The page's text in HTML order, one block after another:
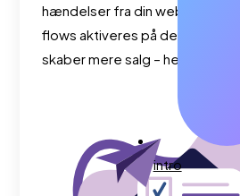
intro
hændelser fra din webshop, så
flows aktiveres på det rigtige
skaber mere salg – helt